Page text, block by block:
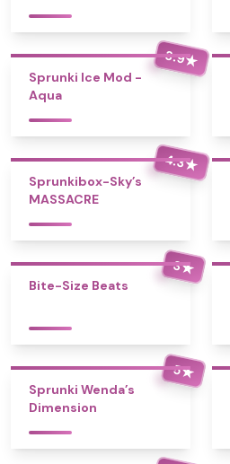
3.9★
Sprunki Ice Mod -
Aqua
4.3★
Sprunkibox-Sky’s
MASSACRE
3★
Bite-Size Beats
5★
Sprunki Wenda’s
Dimension